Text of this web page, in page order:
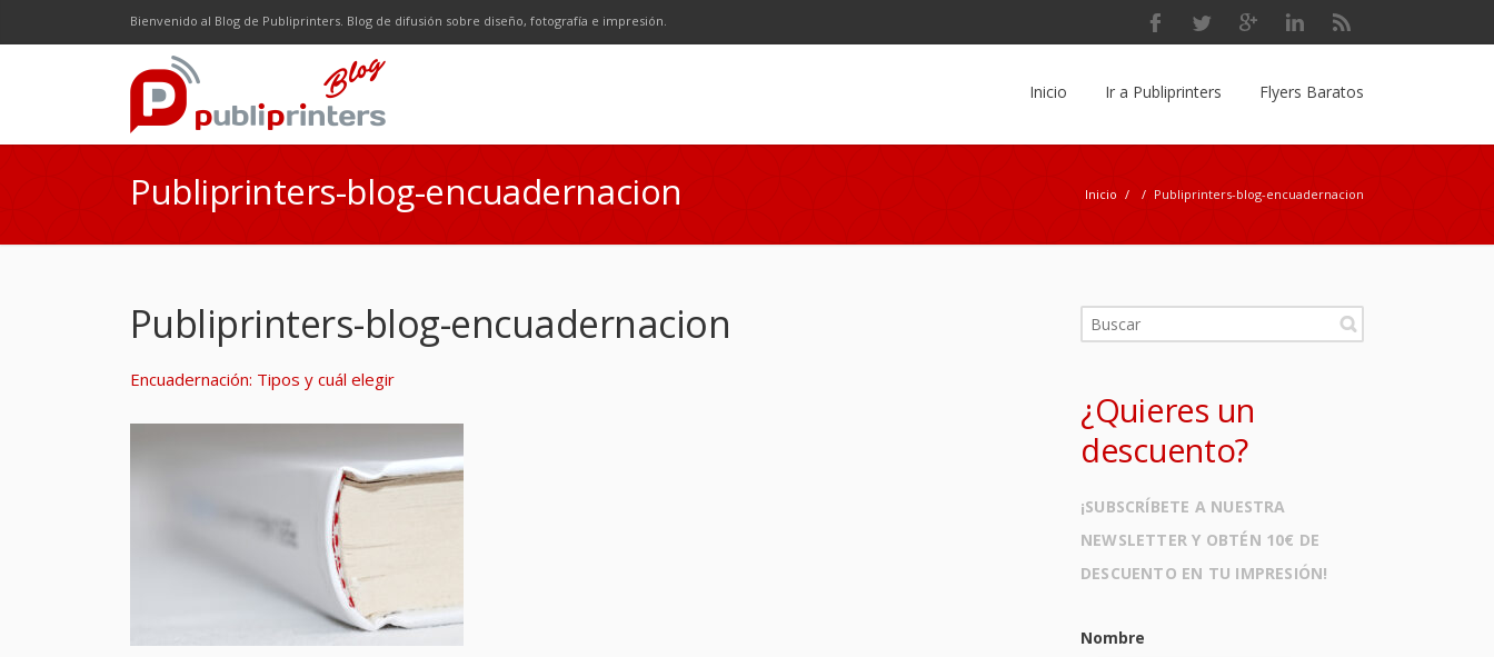
Bienvenido al Blog de Publiprinters. Blog de difusión sobre diseño, fotografía e impresión.
FacebookTwitterGoogle Plus
LinkedInRSS
Inicio Ir a Publiprinters Flyers Baratos
Inicio / / Publiprinters-blog-encuadernacion
Publiprinters-blog-encuadernacion
Publiprinters-blog-encuadernacion
Encuadernación: Tipos y cuál elegir
¿Quieres un
descuento?
¡SUBSCRÍBETE A NUESTRA
NEWSLETTER Y OBTÉN 10€ DE
DESCUENTO EN TU IMPRESIÓN!
Nombre